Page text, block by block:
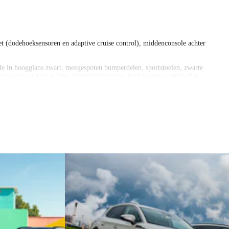
en adaptive cruise control), middenconsole achter
hoogglans zwart, meegespoten bumperdelen, sportstoelen, zwarte
voor en achter, achteruitrijcamera, keyless entry, getint glas
geadverteerde auto zonder opties.
poetsbeurt en een volle tank brandstof.
612 in Rotterdam en de Toepad 19 in Rotterdam.
je aan toe bent.